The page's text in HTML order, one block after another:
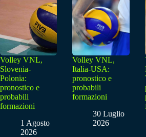
Volley VNL,
Slovenia-
Polonia:
pronostico e
probabili
formazioni
1 Agosto
2026
Volley VNL,
Italia-USA:
pronostico e
probabili
formazioni
30 Luglio
2026